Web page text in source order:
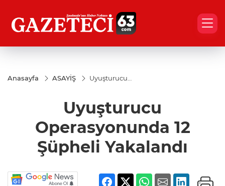
Anasayfa ASAYİŞ
Uyuşturucu
Yakalandı
Uyuşturucu
Operasyonunda 12
Şüpheli Yakalandı